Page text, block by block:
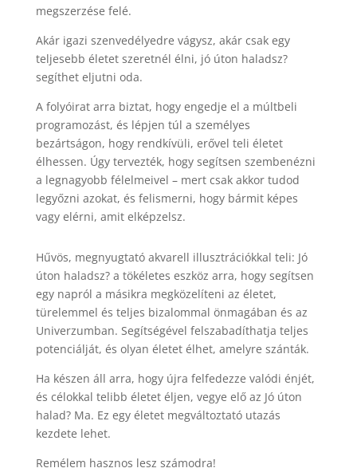
megszerzése felé.
Akár igazi szenvedélyedre vágysz, akár csak egy
teljesebb életet szeretnél élni, jó úton haladsz?
segíthet eljutni oda.
A folyóirat arra biztat, hogy engedje el a múltbeli
programozást, és lépjen túl a személyes
bezártságon, hogy rendkívüli, erővel teli életet
élhessen. Úgy tervezték, hogy segítsen szembenézni
a legnagyobb félelmeivel – mert csak akkor tudod
legyőzni azokat, és felismerni, hogy bármit képes
vagy elérni, amit elképzelsz.
Hűvös, megnyugtató akvarell illusztrációkkal teli: Jó
úton haladsz? a tökéletes eszköz arra, hogy segítsen
egy napról a másikra megközelíteni az életet,
türelemmel és teljes bizalommal önmagában és az
Univerzumban. Segítségével felszabadíthatja teljes
potenciálját, és olyan életet élhet, amelyre szánták.
Ha készen áll arra, hogy újra felfedezze valódi énjét,
és célokkal telibb életet éljen, vegye elő az Jó úton
halad? Ma. Ez egy életet megváltoztató utazás
kezdete lehet.
Remélem hasznos lesz számodra!